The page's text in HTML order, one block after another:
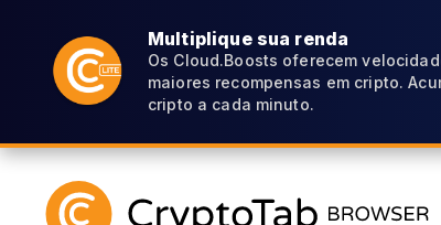
Multiplique sua renda
Os Cloud.Boosts oferecem
maiores recompensas em cripto.
cripto a cada minuto.